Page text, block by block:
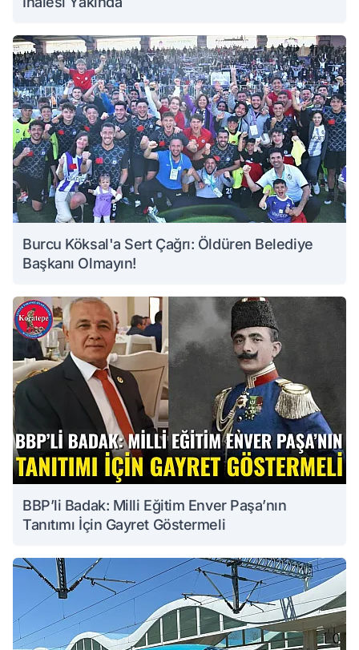
Burcu Köksal'a Sert Çağrı: Öldüren Belediye
Başkanı Olmayın!
BBP’li Badak: Milli Eğitim Enver Paşa’nın
Tanıtımı İçin Gayret Göstermeli